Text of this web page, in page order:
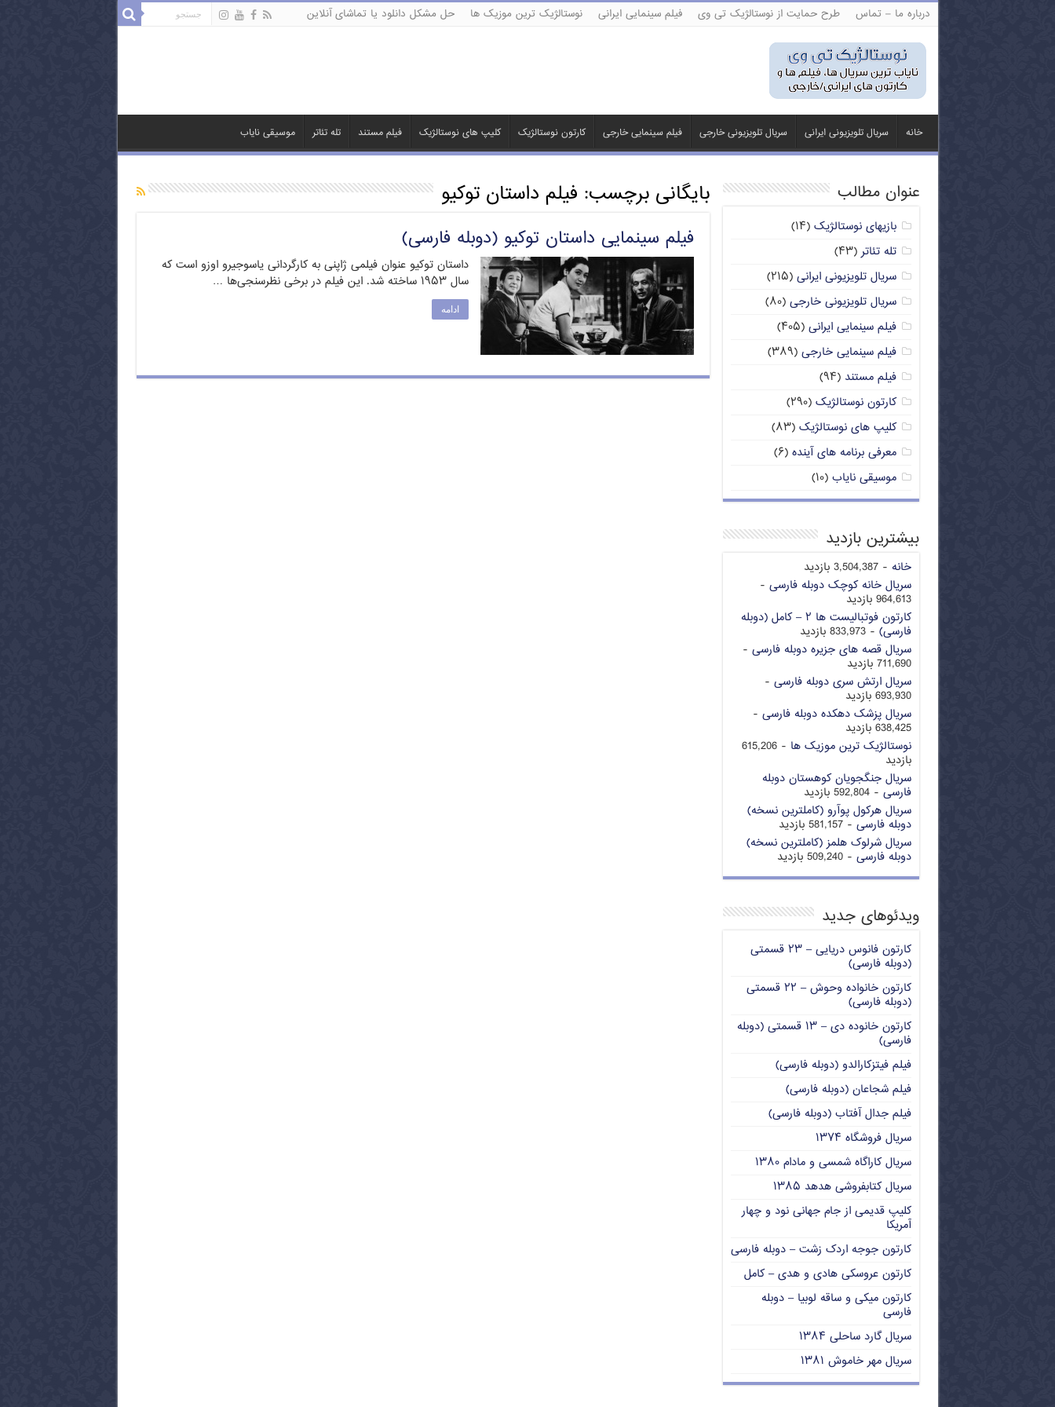
درباره ما – تماس طرح حمایت از نوستالژیک تی وی فیلم سینمایی ایرانی نوستالژیک ترین موزیک ها حل مشکل دانلود یا تماشای آنلاین
خانه سریال تلویزیونی ایرانی سریال تلویزیونی خارجی فیلم سینمایی خارجی کارتون نوستالژیک کلیپ های نوستالژیک فیلم مستند تله تئاتر موسیقی نایاب
بایگانی برچسب: فیلم داستان توکیو
فیلم سینمایی داستان توکیو (دوبله فارسی)
داستان توکیو عنوان فیلمی ژاپنی به کارگردانی یاسوجیرو اوزو است که
سال ۱۹۵۳ ساخته شد. این فیلم در برخی نظرسنجی‌ها …
ادامه
عنوان مطالب
بازیهای نوستالژیک (۱۴)
تله تئاتر(۴۳)
سریال تلویزیونی ایرانی (۲۱۵)
سریال تلویزیونی خارجی (۸۰)
فیلم سینمایی ایرانی (۴۰۵)
فیلم سینمایی خارجی (۳۸۹)
فیلم مستند (۹۴)
کارتون نوستالژیک (۲۹۰)
کلیپ های نوستالژیک (۸۳)
معرفی برنامه های آینده (۶)
موسیقی نایاب (۱۰)
بیشترین بازدید
خانه - 3,504,387 بازدید
سریال خانه کوچک دوبله فارسی -
964,613 بازدید
کارتون فوتبالیست ها ۲ – کامل (دوبله
فارسی) - 833,973 بازدید
سریال قصه های جزیره دوبله فارسی -
711,690 بازدید
سریال ارتش سری دوبله فارسی -
693,930 بازدید
سریال پزشک دهکده دوبله فارسی -
638,425 بازدید
نوستالژیک ترین موزیک ها
- 615,206
بازدید
سریال جنگجویان کوهستان دوبله
فارسی - 592,804 بازدید
سریال هرکول پوآرو (کاملترین نسخه)
دوبله فارسی - 581,157 بازدید
سریال شرلوک هلمز (کاملترین نسخه)
دوبله فارسی - 509,240 بازدید
ویدئوهای جدید
کارتون فانوس دریایی – ۲۳ قسمتی
(دوبله فارسی)
کارتون خانواده وحوش – ۲۲ قسمتی
(دوبله فارسی)
کارتون خانوده دی – ۱۳ قسمتی (دوبله
فارسی)
فیلم فیتزکارالدو (دوبله فارسی)
فیلم شجاعان (دوبله فارسی)
فیلم جدال آفتاب (دوبله فارسی)
سریال فروشگاه ۱۳۷۴
سریال کاراگاه شمسی و مادام ۱۳۸۰
سریال کتابفروشی هدهد ۱۳۸۵
کلیپ قدیمی از جام جهانی نود و چهار
آمریکا
کارتون جوجه اردک زشت – دوبله فارسی
کارتون عروسکی هادی و هدی – کامل
کارتون میکی و ساقه لوبیا – دوبله
فارسی
سریال گارد ساحلی ۱۳۸۴
سریال مهر خاموش ۱۳۸۱